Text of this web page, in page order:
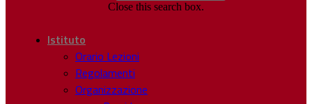
Close this search box.
Istituto
Orario Lezioni
Regolamenti
Organizzazione